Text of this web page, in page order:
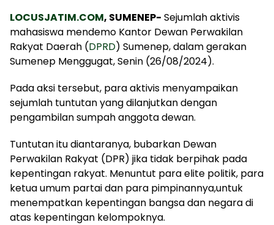
LOCUSJATIM.COM, SUMENEP- Sejumlah aktivis
mahasiswa mendemo Kantor Dewan Perwakilan
Rakyat Daerah (DPRD) Sumenep, dalam gerakan
Sumenep Menggugat, Senin (26/08/2024).
Pada aksi tersebut, para aktivis menyampaikan
sejumlah tuntutan yang dilanjutkan dengan
pengambilan sumpah anggota dewan.
Tuntutan itu diantaranya, bubarkan Dewan
Perwakilan Rakyat (DPR) jika tidak berpihak pada
kepentingan rakyat. Menuntut para elite politik, para
ketua umum partai dan para pimpinannya,untuk
menempatkan kepentingan bangsa dan negara di
atas kepentingan kelompoknya.